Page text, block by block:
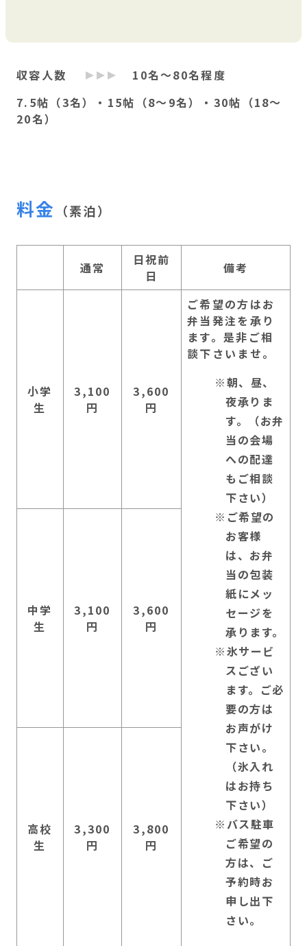
収容人数
10名～80名程度
7.5帖（3名）・15帖（8～9名）・30帖（18～
20名）
料金 （素泊）
通常
日祝前
日
備考
小学
生
3,100
円
3,600
円
ご希望の方はお
弁当発注を承り
ます。是非ご相
談下さいませ。
朝、昼、
夜承りま
す。（お弁
当の会場
への配達
もご相談
下さい）
ご希望の
お客様
は、お弁
当の包装
紙にメッ
セージを
承ります。
氷サービ
スござい
ます。ご必
要の方は
お声がけ
下さい。
（氷入れ
はお持ち
下さい）
バス駐車
ご希望の
方は、ご
予約時お
申し出下
さい。
中学
生
3,100
円
3,600
円
高校
生
3,300
円
3,800
円